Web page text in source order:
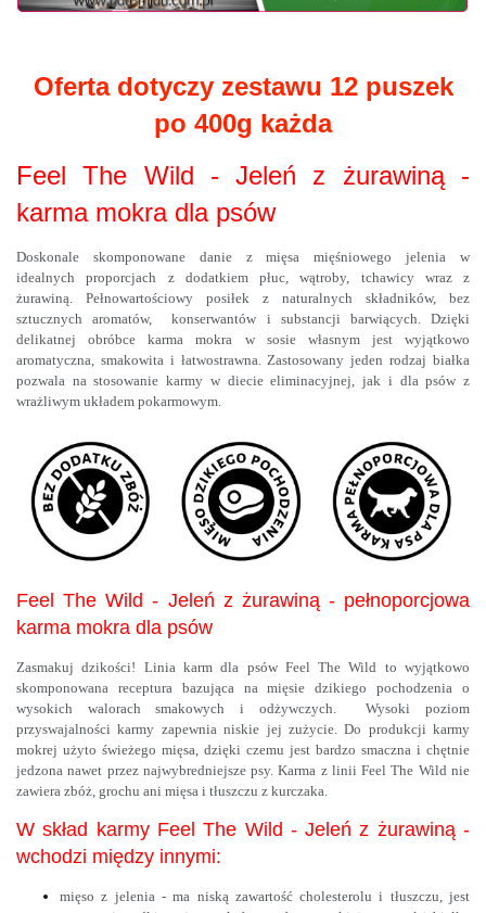
Oferta dotyczy zestawu 12 puszek
po 400g każda
Feel The Wild - Jeleń z żurawiną -
karma mokra dla psów
Doskonale skomponowane danie z mięsa mięśniowego jelenia w
idealnych proporcjach z dodatkiem płuc, wątroby, tchawicy wraz z
żurawiną. Pełnowartościowy posiłek z naturalnych składników, bez
sztucznych aromatów, konserwantów i substancji barwiących. Dzięki
delikatnej obróbce karma mokra w sosie własnym jest wyjątkowo
aromatyczna, smakowita i łatwostrawna. Zastosowany jeden rodzaj białka
pozwala na stosowanie karmy w diecie eliminacyjnej, jak i dla psów z
wrażliwym układem pokarmowym.
Feel The Wild - Jeleń z żurawiną - pełnoporcjowa
karma mokra dla psów
Zasmakuj dzikości! Linia karm dla psów Feel The Wild to wyjątkowo
skomponowana receptura bazująca na mięsie dzikiego pochodzenia o
wysokich walorach smakowych i odżywczych. Wysoki poziom
przyswajalności karmy zapewnia niskie jej zużycie. Do produkcji karmy
mokrej użyto świeżego mięsa, dzięki czemu jest bardzo smaczna i chętnie
jedzona nawet przez najwybredniejsze psy. Karma z linii Feel The Wild nie
zawiera zbóż, grochu ani mięsa i tłuszczu z kurczaka.
W skład karmy Feel The Wild - Jeleń z żurawiną -
wchodzi między innymi:
mięso z jelenia - ma niską zawartość cholesterolu i tłuszczu, jest